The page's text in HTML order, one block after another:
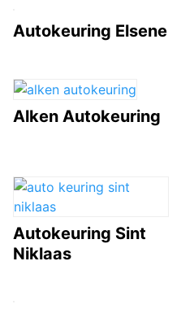
Autokeuring Elsene
Alken Autokeuring
Autokeuring Sint
Niklaas